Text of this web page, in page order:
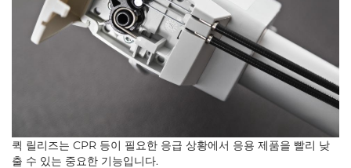
퀵 릴리즈는 CPR 등이 필요한 응급 상황에서 응용 제품을 빨리 낮
출 수 있는 중요한 기능입니다.